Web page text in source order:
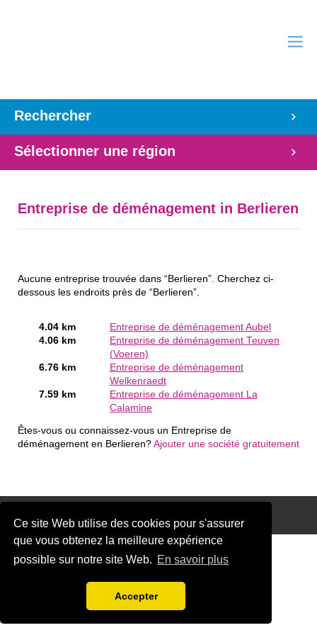
Ce site Web utilise des cookies pour s'assurer
que vous obtenez la meilleure expérience
possible sur notre site Web. En savoir plus
Accepter
Rechercher
Sélectionner une région
Entreprise de déménagement in Berlieren
Aucune entreprise trouvée dans “Berlieren”. Cherchez ci-
dessous les endroits près de “Berlieren”.
4.04 km
Entreprise de déménagement Aubel
4.06 km
Entreprise de déménagement Teuven
(Voeren)
6.76 km
Entreprise de déménagement
Welkenraedt
7.59 km
Entreprise de déménagement La
Calamine
Êtes-vous ou connaissez-vous un Entreprise de
déménagement en Berlieren? Ajouter une société gratuitement